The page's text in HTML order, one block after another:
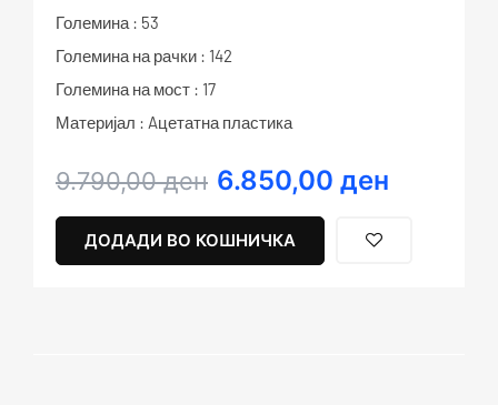
Големина : 53
Големина на рачки : 142
Големина на мост : 17
Материјал : Aцетатна пластика
9.790,00ден
Original
was:
9.790,00 ден.
6.850,00 ден
Current
6.850,00 ден.
ДОДАДИ ВО КОШНИЧКА